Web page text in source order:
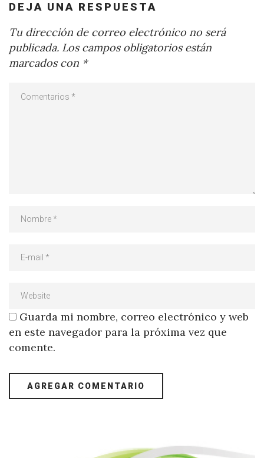
DEJA UNA RESPUESTA
Tu dirección de correo electrónico no será
publicada. Los campos obligatorios están
marcados con *
Guarda mi nombre, correo electrónico y web
en este navegador para la próxima vez que
comente.